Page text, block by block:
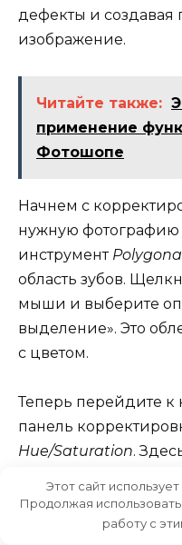
дефекты и создавая
изображение.
Читайте также:
применение
Фотошопе
Начнем с
нужную фотографию
инструмент
область зубов.
мыши и выберите
выделение». Это
с цветом.
Теперь перейдите к
панель
Hue/Saturation.
чтобы зубы стали
ярких изменений,
Этот сайт
Продолжая
работу с